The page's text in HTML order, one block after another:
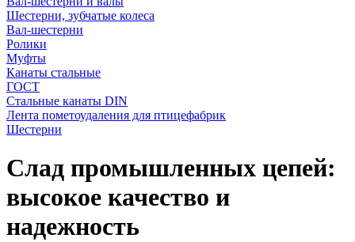
Шестерни, зубчатые колеса
Вал-шестерни
Ролики
Муфты
Канаты стальные
ГОСТ
Стальные канаты DIN
Лента пометоудаления для птицефабрик
Шестерни
Слад промышленных цепей:
высокое качество и
надежность